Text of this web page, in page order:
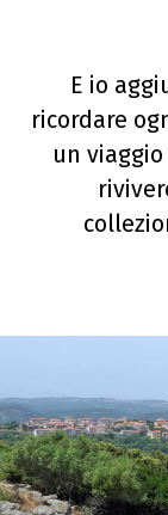
E io
ricordare
un